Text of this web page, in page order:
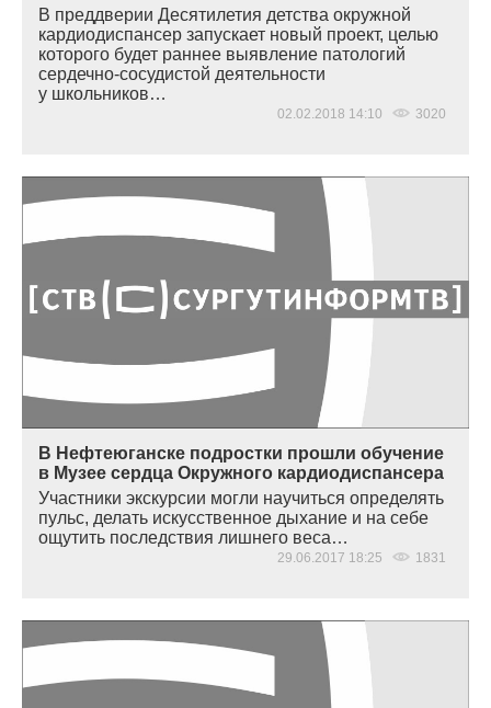
В преддверии Десятилетия детства окружной
кардиодиспансер запускает новый проект, целью
которого будет раннее выявление патологий
сердечно-сосудистой деятельности
у школьников…
02.02.2018 14:10 3020
В Нефтеюганске подростки прошли обучение
в Музее сердца Окружного кардиодиспансера
Участники экскурсии могли научиться определять
пульс, делать искусственное дыхание и на себе
ощутить последствия лишнего веса…
29.06.2017 18:25 1831